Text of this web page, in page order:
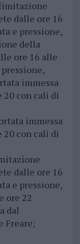
dalle ore 16
e pressione,
della
ore 16 alle
immessa
20 con cali di
immessa
20 con cali di
dalle ore 16
e pressione,
ore 22
dal
Freare;